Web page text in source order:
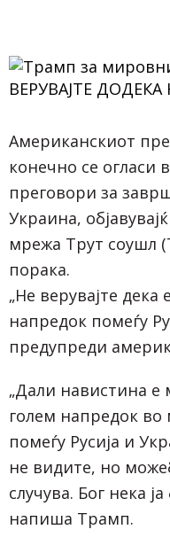
Американскиот
конечно се огласи
преговори за
Украина,
мрежа Трут соушл
порака.
„Не верувајте дека
напредок помеѓу
предупреди
„Дали навистина е
голем напредок
помеѓу Русија и
не видите, но
случува. Бог нека
напиша Трамп.